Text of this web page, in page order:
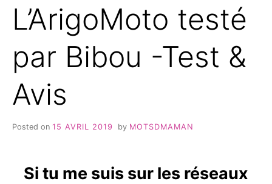
L’ArigoMoto testé
par Bibou -Test &
Avis
Posted on 15 AVRIL 2019 by MOTSDMAMAN
Si tu me suis sur les réseaux